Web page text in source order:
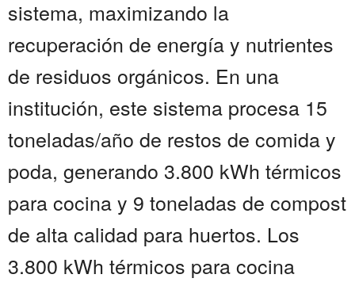
sistema, maximizando la
recuperación de energía y nutrientes
de residuos orgánicos. En una
institución, este sistema procesa 15
toneladas/año de restos de comida y
poda, generando 3.800 kWh térmicos
para cocina y 9 toneladas de compost
de alta calidad para huertos. Los
3.800 kWh térmicos para cocina